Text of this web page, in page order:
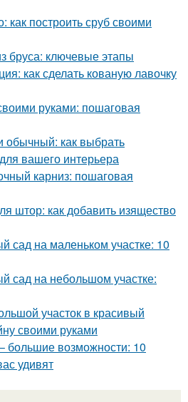
как построить сруб своими
бруса: ключевые этапы
как сделать кованую лавочку
руками: пошаговая
обычный: как выбрать
вашего интерьера
карниз: пошаговая
штор: как добавить изящество
сад на маленьком участке: 10
сад на небольшом участке:
участок в красивый
своими руками
большие возможности: 10
удивят